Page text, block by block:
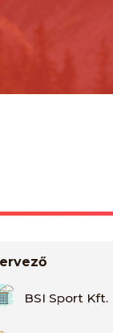
BSI Sport Kft.